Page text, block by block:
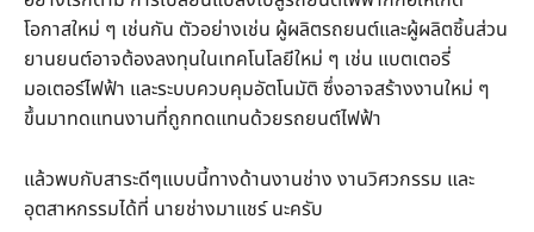
โอกาสใหม่ ๆ เช่นกัน ตัวอย่างเช่น ผู้ผลิตรถยนต์และผู้ผลิตชิ้นส่วน
ยานยนต์อาจต้องลงทุนในเทคโนโลยีใหม่ ๆ เช่น แบตเตอรี่
มอเตอร์ไฟฟ้า และระบบควบคุมอัตโนมัติ ซึ่งอาจสร้างงานใหม่ ๆ
ขึ้นมาทดแทนงานที่ถูกทดแทนด้วยรถยนต์ไฟฟ้า
แล้วพบกับสาระดีๆแบบนี้ทางด้านงานช่าง งานวิศวกรรม และ
อุตสาหกรรมได้ที่ นายช่างมาแชร์ นะครับ